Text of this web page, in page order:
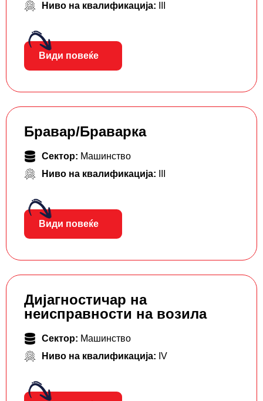
Ниво на квалификација:
Види повеќе
Бравар/Браварка
Сектор: Машинство
Ниво на квалификација:
Види повеќе
Дијагностичар на
неисправности на возила
Сектор: Машинство
Ниво на квалификација: IV